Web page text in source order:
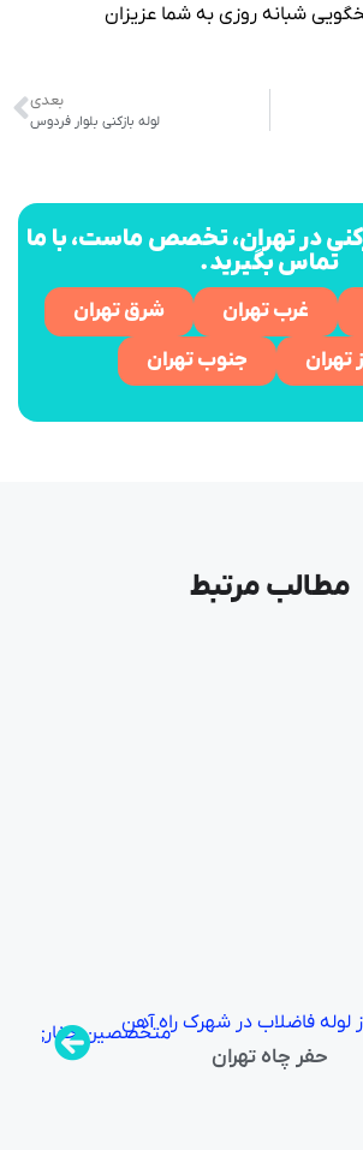
شبانه روزی به شما عزیزان
بعدی
لوله بازکنی بلوار فردوس
در تهران، تخصص ماست، با ما
تماس بگیرید.
غرب تهران
شرق تهران
جنوب تهران
مطالب مرتبط
حفر چاه تهران